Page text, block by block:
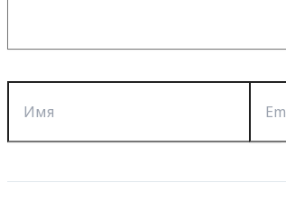
Имя Email